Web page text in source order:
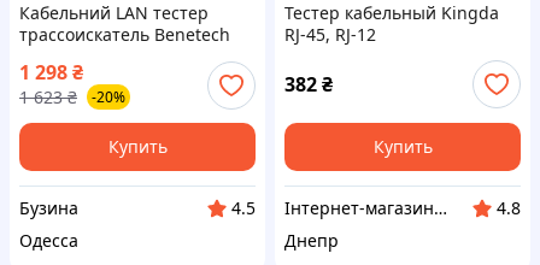
Кабельний LAN тестер
трассоискатель Веnеtесh
GМ 6О с разъемами RJ-11 и
RJ-45 искатель проводов
индикатор проводки
buzyna
1 298₴
1 623 ₴ -20%
Купить
Бузина
4.5
Одесса
Тестер кабельный Kingda
RJ-45, RJ-12
382₴
Купить
Інтернет-магазин "Winner"
4.8
Днепр